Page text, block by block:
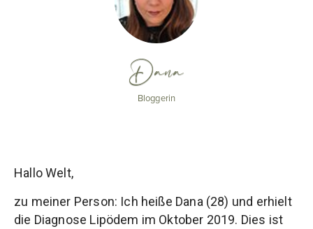
Dana
Bloggerin
Hallo Welt,
zu meiner Person: Ich heiße Dana (28) und erhielt
die Diagnose Lipödem im Oktober 2019. Dies ist